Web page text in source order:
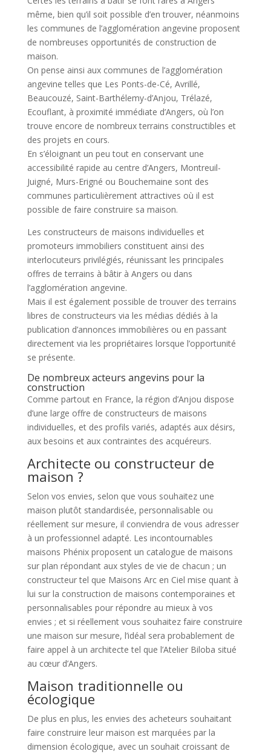
même, bien qu’il soit possible d’en trouver, néanmoins
les communes de l’agglomération angevine proposent
de nombreuses opportunités de construction de
maison.
On pense ainsi aux communes de l’agglomération
angevine telles que Les Ponts-de-Cé, Avrillé,
Beaucouzé, Saint-Barthélemy-d’Anjou, Trélazé,
Ecouflant, à proximité immédiate d’Angers, où l’on
trouve encore de nombreux terrains constructibles et
des projets en cours.
En s’éloignant un peu tout en conservant une
accessibilité rapide au centre d’Angers, Montreuil-
Juigné, Murs-Erigné ou Bouchemaine sont des
communes particulièrement attractives où il est
possible de faire construire sa maison.
Les constructeurs de maisons individuelles et
promoteurs immobiliers constituent ainsi des
interlocuteurs privilégiés, réunissant les principales
offres de terrains à bâtir à Angers ou dans
l’agglomération angevine.
Mais il est également possible de trouver des terrains
libres de constructeurs via les médias dédiés à la
publication d’annonces immobilières ou en passant
directement via les propriétaires lorsque l’opportunité
se présente.
De nombreux acteurs angevins pour la
construction
Comme partout en France, la région d’Anjou dispose
d’une large offre de constructeurs de maisons
individuelles, et des profils variés, adaptés aux désirs,
aux besoins et aux contraintes des acquéreurs.
Architecte ou constructeur de
maison ?
Selon vos envies, selon que vous souhaitez une
maison plutôt standardisée, personnalisable ou
réellement sur mesure, il conviendra de vous adresser
à un professionnel adapté. Les incontournables
maisons Phénix proposent un catalogue de maisons
sur plan répondant aux styles de vie de chacun ; un
constructeur tel que Maisons Arc en Ciel mise quant à
lui sur la construction de maisons contemporaines et
personnalisables pour répondre au mieux à vos
envies ; et si réellement vous souhaitez faire construire
une maison sur mesure, l’idéal sera probablement de
faire appel à un architecte tel que l’Atelier Biloba situé
au cœur d’Angers.
Maison traditionnelle ou
écologique
De plus en plus, les envies des acheteurs souhaitant
faire construire leur maison est marquées par la
dimension écologique, avec un souhait croissant de